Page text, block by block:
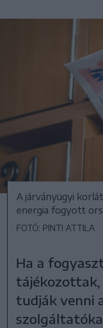
A járványügyi
energia fogyott
FOTÓ: PINTI ATTILA
Ha a
tájékozottak,
tudják venni